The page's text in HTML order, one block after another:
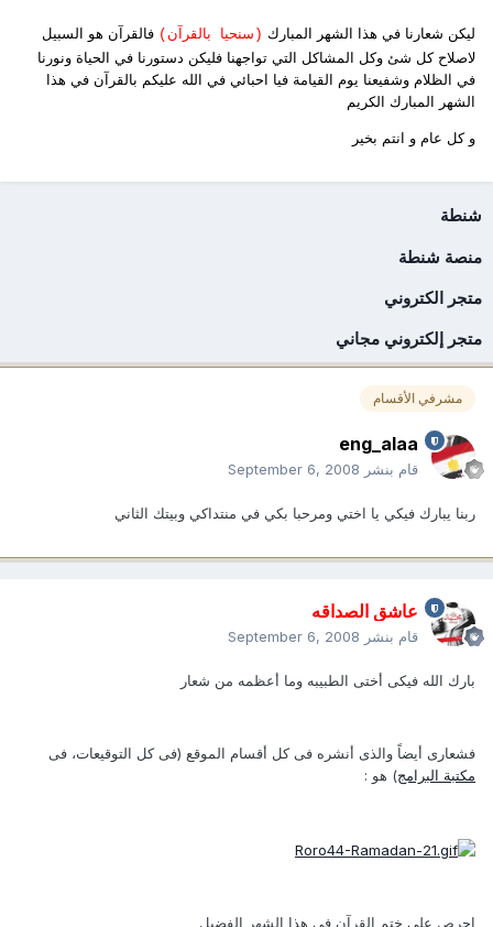
ليكن شعارنا في هذا الشهر المبارك (سنحيا بالقرآن) فالقرآن هو السبيل
لاصلاح كل شئ وكل المشاكل التي تواجهنا فليكن دستورنا في الحياة ونورنا
في الظلام وشفيعنا يوم القيامة فيا احبائي في الله عليكم بالقرآن في هذا
الشهر المبارك الكريم
و كل عام و انتم بخير
شنطة
منصة شنطة
متجر الكتروني
متجر إلكتروني مجاني
مشرفي الأقسام
eng_alaa
قام بنشر September 6, 2008
ربنا يبارك فيكي يا اختي ومرحبا بكي في منتداكي وبيتك الثاني
عاشق الصداقه
قام بنشر September 6, 2008
بارك الله فيكى أختى الطبيبه وما أعظمه من شعار
فشعارى أيضاً والذى أنشره فى كل أقسام الموقع (فى كل التوقيعات، فى
مكتبة البرامج) هو :
إحرص على ختم القرآن فى هذا الشهر الفضيل